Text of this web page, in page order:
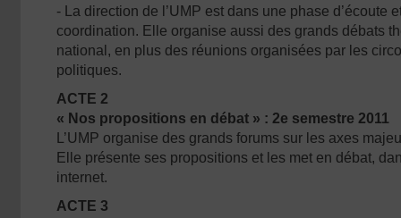
- La direction de l’UMP est dans une phase d’écoute
coordination. Elle organise aussi des grands débats
national, en plus des réunions organisées par les
politiques.
ACTE 2
« Nos propositions en débat » : 2e semestre 2011
L’UMP organise des grands forums sur les axes
Elle présente ses propositions et les met en débat,
internet.
ACTE 3